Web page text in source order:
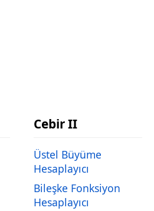
Cebir II
Üstel Büyüme
Hesaplayıcı
Bileşke Fonksiyon
Hesaplayıcı